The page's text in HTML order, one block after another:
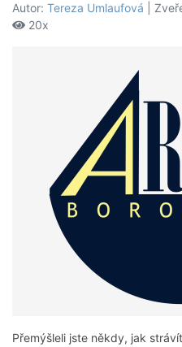
Autor: Tereza Umlaufová |
20x
Přemýšleli jste někdy, jak